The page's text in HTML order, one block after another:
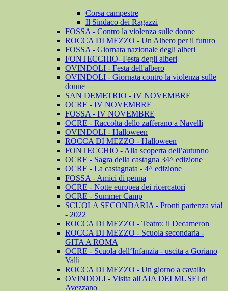
Corsa campestre
Il Sindaco dei Ragazzi
FOSSA - Contro la violenza sulle donne
ROCCA DI MEZZO - Un Albero per il futuro
FOSSA - Giornata nazionale degli alberi
FONTECCHIO- Festa degli alberi
OVINDOLI - Festa dell'albero
OVINDOLI - Giornata contro la violenza sulle
donne
SAN DEMETRIO - IV NOVEMBRE
OCRE - IV NOVEMBRE
FOSSA - IV NOVEMBRE
OCRE - Raccolta dello zafferano a Navelli
OVINDOLI - Halloween
ROCCA DI MEZZO - Halloween
FONTECCHIO - Alla scoperta dell’autunno
OCRE - Sagra della castagna 34^ edizione
OCRE - La castagnata - 4^ edizione
FOSSA - Amici di penna
OCRE - Notte europea dei ricercatori
OCRE - Summer Camp
SCUOLA SECONDARIA - Pronti partenza via!
- 2022
ROCCA DI MEZZO - Teatro: il Decameron
ROCCA DI MEZZO - Scuola secondaria -
GITA A ROMA
OCRE - Scuola dell‘Infanzia - uscita a Goriano
Valli
ROCCA DI MEZZO - Un giorno a cavallo
OVINDOLI - Visita all'AIA DEI MUSEI di
Avezzano